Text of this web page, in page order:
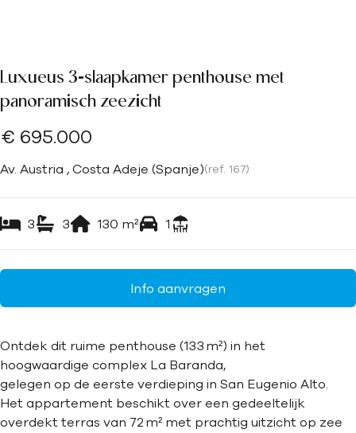
Luxueus 3‑slaapkamer penthouse met
panoramisch zeezicht
€ 695.000
Av. Austria , Costa Adeje (Spanje)(ref. 167)
3 3 130 m² 1
Info aanvragen
Ontdek dit ruime penthouse (133 m²) in het
hoogwaardige complex La Baranda,
gelegen op de eerste verdieping in San Eugenio Alto.
Het appartement beschikt over een gedeeltelijk
overdekt terras van 72 m² met prachtig uitzicht op zee